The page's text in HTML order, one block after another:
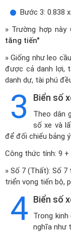
Bước 3: 0.838
» Trường hợp này
tăng tiến"
» Giống như leo
được cả danh lợi,
danh dự, tài phú
3 Biển số
Theo dân
số xe và
để đối chiếu bảng
Công thức tính: 9 +
» Số 7 (Thất): Số
triển vọng tiến bộ,
4 Biển số
Trong
nghĩa như